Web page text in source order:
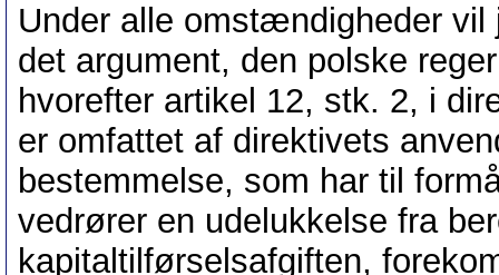
Under alle omstændigheder vil
det argument, den polske
hvorefter artikel 12, stk. 2, i
er omfattet af direktivets
bestemmelse, som har til
vedrører en udelukkelse fra
kapitaltilførselsafgiften,